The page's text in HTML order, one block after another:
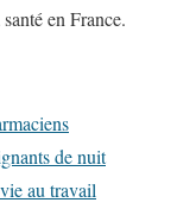
en France.
de nuit
au travail